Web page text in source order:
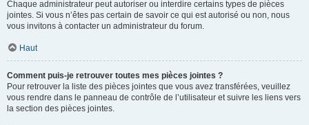
Chaque administrateur peut autoriser ou interdire certains types de pièces
jointes. Si vous n’êtes pas certain de savoir ce qui est autorisé ou non, nous
vous invitons à contacter un administrateur du forum.
Haut
Comment puis-je retrouver toutes mes pièces jointes ?
Pour retrouver la liste des pièces jointes que vous avez transférées, veuillez
vous rendre dans le panneau de contrôle de l’utilisateur et suivre les liens vers
la section des pièces jointes.